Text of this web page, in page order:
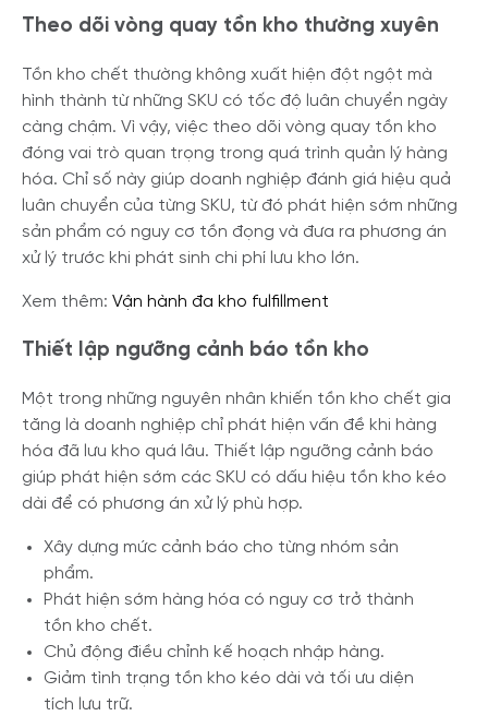
Theo dõi vòng quay tồn kho thường xuyên
Tồn kho chết thường không xuất hiện đột ngột mà
hình thành từ những SKU có tốc độ luân chuyển ngày
càng chậm. Vì vậy, việc theo dõi vòng quay tồn kho
đóng vai trò quan trọng trong quá trình quản lý hàng
hóa. Chỉ số này giúp doanh nghiệp đánh giá hiệu quả
luân chuyển của từng SKU, từ đó phát hiện sớm những
sản phẩm có nguy cơ tồn đọng và đưa ra phương án
xử lý trước khi phát sinh chi phí lưu kho lớn.
Xem thêm: Vận hành đa kho fulfillment
Thiết lập ngưỡng cảnh báo tồn kho
Một trong những nguyên nhân khiến tồn kho chết gia
tăng là doanh nghiệp chỉ phát hiện vấn đề khi hàng
hóa đã lưu kho quá lâu. Thiết lập ngưỡng cảnh báo
giúp phát hiện sớm các SKU có dấu hiệu tồn kho kéo
dài để có phương án xử lý phù hợp.
Xây dựng mức cảnh báo cho từng nhóm sản
phẩm.
Phát hiện sớm hàng hóa có nguy cơ trở thành
tồn kho chết.
Chủ động điều chỉnh kế hoạch nhập hàng.
Giảm tình trạng tồn kho kéo dài và tối ưu diện
tích lưu trữ.